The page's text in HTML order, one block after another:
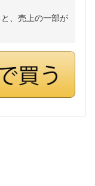
、売上の一部が